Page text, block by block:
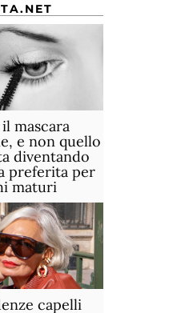
mascara
e non quello
diventando
preferita per
maturi
capelli